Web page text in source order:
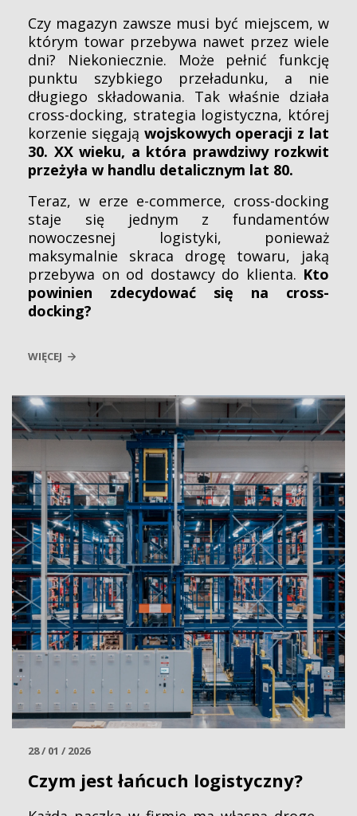
Czy magazyn zawsze musi być miejscem, w
którym towar przebywa nawet przez wiele
dni? Niekoniecznie. Może pełnić funkcję
punktu szybkiego przeładunku, a nie
długiego składowania. Tak właśnie działa
cross-docking, strategia logistyczna, której
korzenie sięgają wojskowych operacji z lat
30. XX wieku, a która prawdziwy rozkwit
przeżyła w handlu detalicznym lat 80.
Teraz, w erze e-commerce, cross-docking
staje się jednym z fundamentów
nowoczesnej logistyki, ponieważ
maksymalnie skraca drogę towaru, jaką
przebywa on od dostawcy do klienta. Kto
powinien zdecydować się na cross-
docking?
WIĘCEJ
28 / 01 / 2026
Czym jest łańcuch logistyczny?